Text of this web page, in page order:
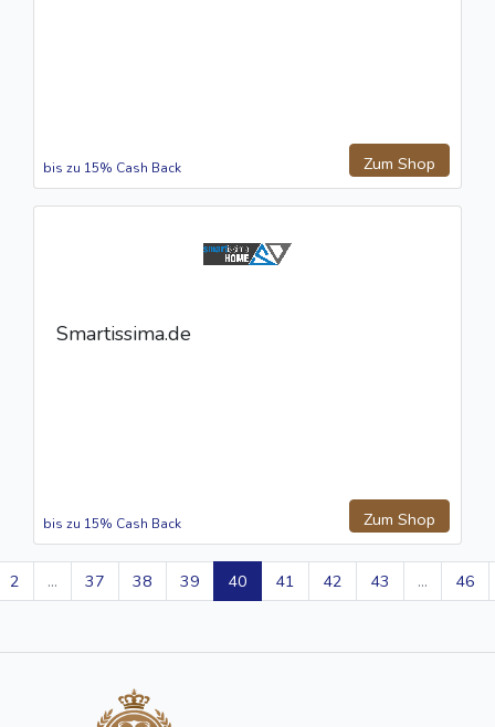
Zum Shop
bis zu 15% Cash Back
Smartissima.de
Zum Shop
bis zu 15% Cash Back
2 ... 37 38 39 40 41 42 43 ... 46